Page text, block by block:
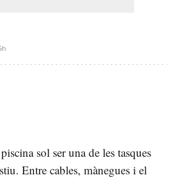
sol ser una de les tasques
Entre cables, mànegues i el